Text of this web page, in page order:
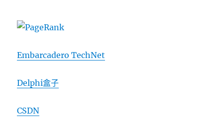
Embarcadero TechNet
Delphi盒子
CSDN